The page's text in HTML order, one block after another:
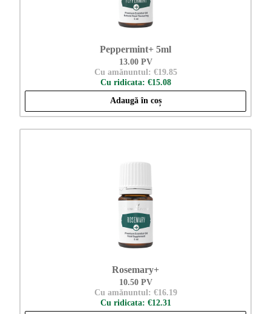
Peppermint+ 5ml
13.00 PV
Cu amănuntul: €19.85
Cu ridicata: €15.08
Adaugă în coș
Rosemary+
10.50 PV
Cu amănuntul: €16.19
Cu ridicata: €12.31